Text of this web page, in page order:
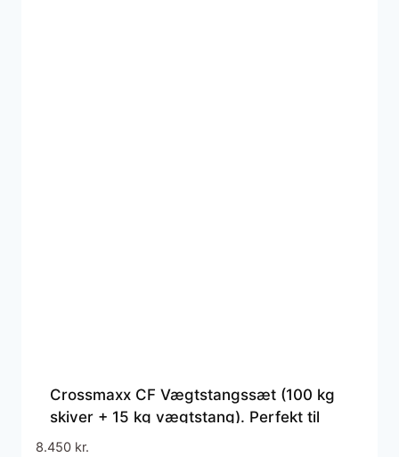
Crossmaxx CF Vægtstangssæt (100 kg
skiver + 15 kg vægtstang). Perfekt til
crossfit og styrketræning
8.450 kr.